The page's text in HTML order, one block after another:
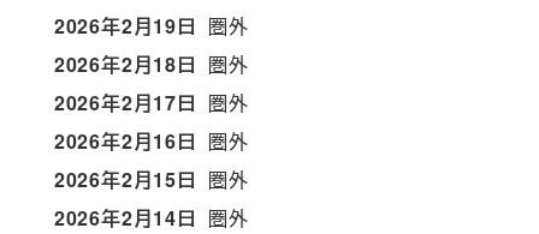
2026年2月19日 圏外
2026年2月18日 圏外
2026年2月17日 圏外
2026年2月16日 圏外
2026年2月15日 圏外
2026年2月14日 圏外